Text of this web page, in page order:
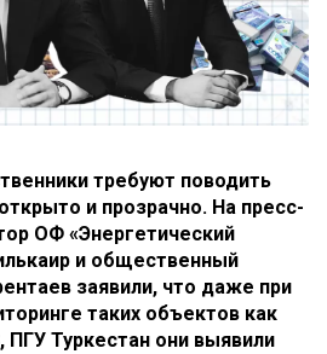
требуют поводить
и прозрачно. На пресс-
ОФ «Энергетический
и общественный
заявили, что даже при
таких объектов как
Туркестан они выявили